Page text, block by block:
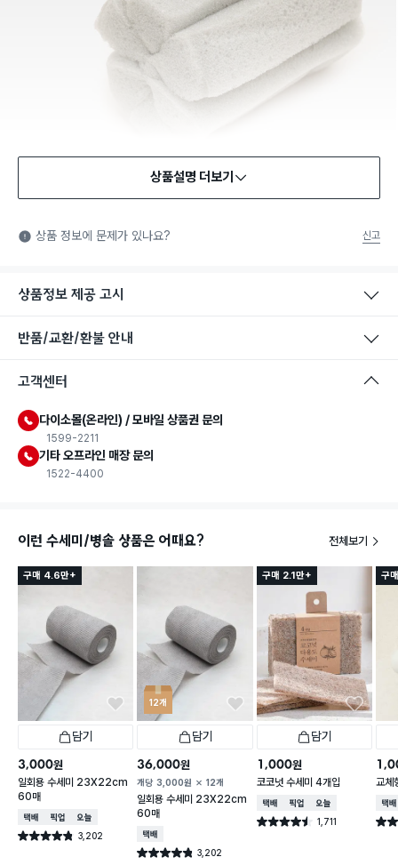
상품설명 더보기
상품 정보에 문제가 있나요? 신고
상품정보 제공 고시
반품/교환/환불 안내
고객센터
다이소몰(온라인) / 모바일 상품권 문의
1599-2211
기타 오프라인 매장 문의
1522-4400
이런 수세미/병솔 상품은 어때요? 전체보기
구매 4.6만+
담기
3,000원
일회용 수세미 23X22cm
60매
택배배송매장픽업오늘배송
별점 4.8점 3,202
건 작성
12개
담기
36,000원
개당 3,000원 12개
일회용 수세미 23X22cm
60매
택배배송
별점 4.8점 3,202
건 작성
구매 2.1만+
담기
1,000원
코코넛 수세미 4개입
택배배송매장픽업오늘배송
별점 4.5점 1,711
건 작성
구
교체
택배
별점